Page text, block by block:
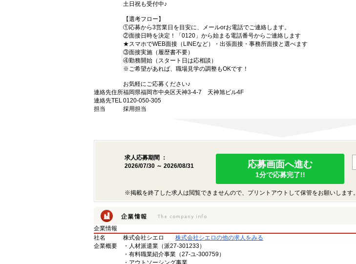
土日祝も受付中♪
【選考フロー】
①応募から3営業日を目安に、メールorお電話でご連絡します。
②面接日時を決定！「0120」から始まる電話番号からご連絡します
★スマホでWEB面接（LINEなど）・出張面接・事務所面接と選べます
③面接実施（履歴書不要）
④勤務開始（スタート日は応相談）
※ご希望があれば、職場見学の調整もOKです！
お気軽にご応募ください♪
連絡先住所福岡県福岡市中央区天神3-4-7 天神旭ビル4F
連絡先TEL0120-050-305
担当
採用担当
求人応募期間 ：
2026/07/30 ～ 2026/08/31
応募画面へ進む
1分で応募完了!!
※掲載を終了した求人は閲覧できませんので、プリントアウトして保管をお願いします。
企業情報
社名
株式会社シエロ
株式会社シエロの他の求人をみる
企業概要
・人材派遣業（派27-301233）
・有料職業紹介事業（27-ユ-300759）
・アウトソーシング事業